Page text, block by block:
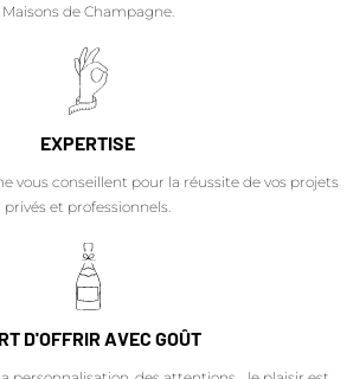
Maisons de Champagne.
EXPERTISE
vous conseillent pour la réussite de vos projets
privés et professionnels.
D'OFFRIR AVEC GOÛT